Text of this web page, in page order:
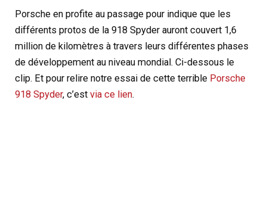
Porsche en profite au passage pour indique que les
différents protos de la 918 Spyder auront couvert 1,6
million de kilomètres à travers leurs différentes phases
de développement au niveau mondial. Ci-dessous le
clip. Et pour relire notre essai de cette terrible Porsche
918 Spyder, c’estvia ce lien.